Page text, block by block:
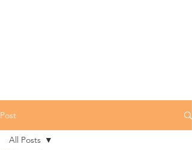
Post
All Posts